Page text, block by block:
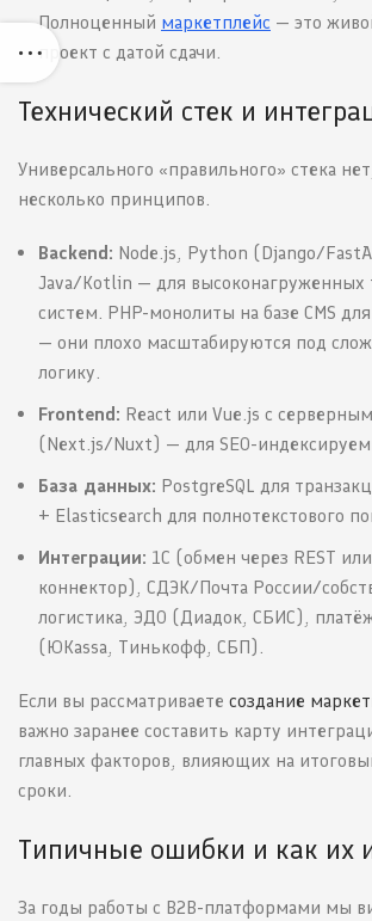
Полноценный маркетплейс — это
проект с датой сдачи.
Технический стек и
Универсального «правильного» стека
несколько принципов.
Backend: Node.js, Python (Django/
Java/Kotlin — для высоконагруженных
систем. PHP-монолиты на базе CMS
— они плохо масштабируются под
логику.
Frontend: React или Vue.js с
(Next.js/Nuxt) — для SEO-
База данных: PostgreSQL для
+ Elasticsearch для полнотекстового
Интеграции: 1С (обмен через REST
коннектор), СДЭК/Почта России/
логистика, ЭДО (Диадок, СБИС),
(ЮKassa, Тинькофф, СБП).
Если вы рассматриваете создание
важно заранее составить карту
главных факторов, влияющих на
сроки.
Типичные ошибки и как их
За годы работы с B2B-платформами мы